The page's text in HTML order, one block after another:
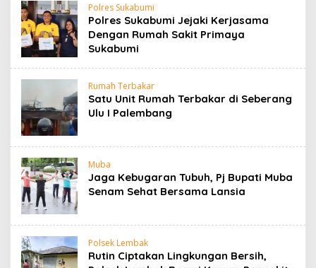
Polres Sukabumi
Polres Sukabumi Jejaki Kerjasama
Dengan Rumah Sakit Primaya
Sukabumi
Rumah Terbakar
Satu Unit Rumah Terbakar di Seberang
Ulu I Palembang
Muba
Jaga Kebugaran Tubuh, Pj Bupati Muba
Senam Sehat Bersama Lansia
Polsek Lembak
Rutin Ciptakan Lingkungan Bersih,